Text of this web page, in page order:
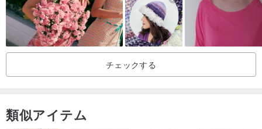
チェックする
類似アイテム